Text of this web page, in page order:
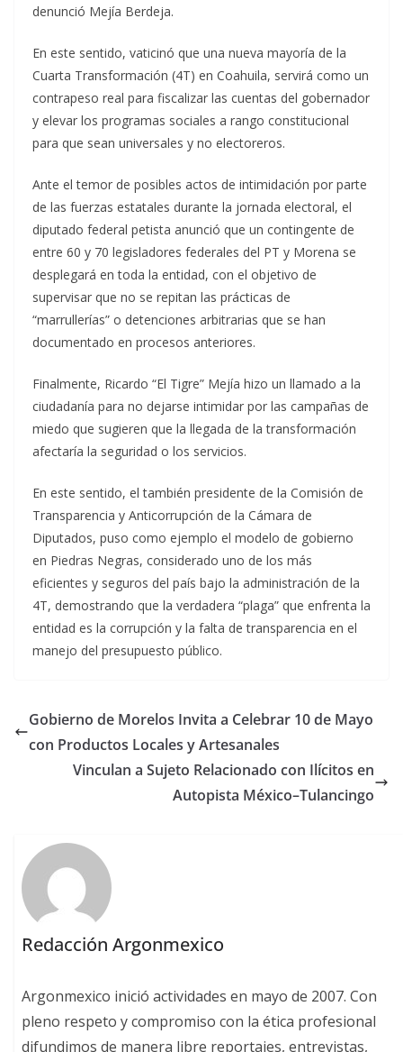
denunció Mejía Berdeja.
En este sentido, vaticinó que una nueva mayoría de la
Cuarta Transformación (4T) en Coahuila, servirá como un
contrapeso real para fiscalizar las cuentas del gobernador
y elevar los programas sociales a rango constitucional
para que sean universales y no electoreros.
Ante el temor de posibles actos de intimidación por parte
de las fuerzas estatales durante la jornada electoral, el
diputado federal petista anunció que un contingente de
entre 60 y 70 legisladores federales del PT y Morena se
desplegará en toda la entidad, con el objetivo de
supervisar que no se repitan las prácticas de
“marrullerías” o detenciones arbitrarias que se han
documentado en procesos anteriores.
Finalmente, Ricardo “El Tigre” Mejía hizo un llamado a la
ciudadanía para no dejarse intimidar por las campañas de
miedo que sugieren que la llegada de la transformación
afectaría la seguridad o los servicios.
En este sentido, el también presidente de la Comisión de
Transparencia y Anticorrupción de la Cámara de
Diputados, puso como ejemplo el modelo de gobierno
en Piedras Negras, considerado uno de los más
eficientes y seguros del país bajo la administración de la
4T, demostrando que la verdadera “plaga” que enfrenta la
entidad es la corrupción y la falta de transparencia en el
manejo del presupuesto público.
Gobierno de Morelos Invita a Celebrar 10 de Mayo
con Productos Locales y Artesanales
Vinculan a Sujeto Relacionado con Ilícitos en
Autopista México–Tulancingo
Redacción Argonmexico
Argonmexico inició actividades en mayo de 2007. Con
pleno respeto y compromiso con la ética profesional
difundimos de manera libre reportajes, entrevistas,